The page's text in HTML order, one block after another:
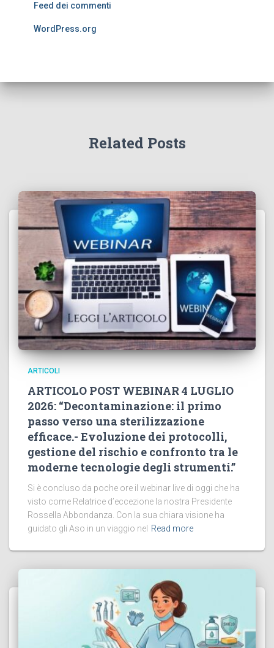
Feed dei commenti
WordPress.org
Related Posts
ARTICOLI
ARTICOLO POST WEBINAR 4 LUGLIO
2026: “Decontaminazione: il primo
passo verso una sterilizzazione
efficace.- Evoluzione dei protocolli,
gestione del rischio e confronto tra le
moderne tecnologie degli strumenti.”
Si è concluso da poche ore il webinar live di oggi che ha
visto come Relatrice d’eccezione la nostra Presidente
Rossella Abbondanza. Con la sua chiara visione ha
guidato gli Aso in un viaggio nel Read more